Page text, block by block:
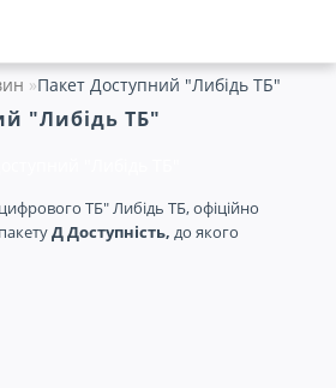
Пакет Доступний "Либідь ТБ"
"Либідь ТБ"
ТБ" Либідь ТБ, офіційно
ДДоступність, до якого